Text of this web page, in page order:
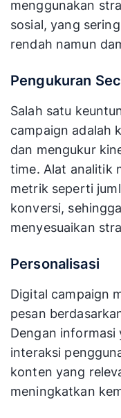
menggunakan
sosial, yang
rendah namun
Pengukuran
Salah satu
campaign adalah
dan mengukur
time. Alat analitik
metrik seperti
konversi,
menyesuaikan
Personalisasi
Digital campaign
pesan
Dengan informasi
interaksi
konten yang
meningkatkan